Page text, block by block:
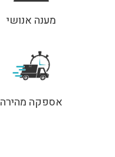
מענה אנושי
אספקה מהירה